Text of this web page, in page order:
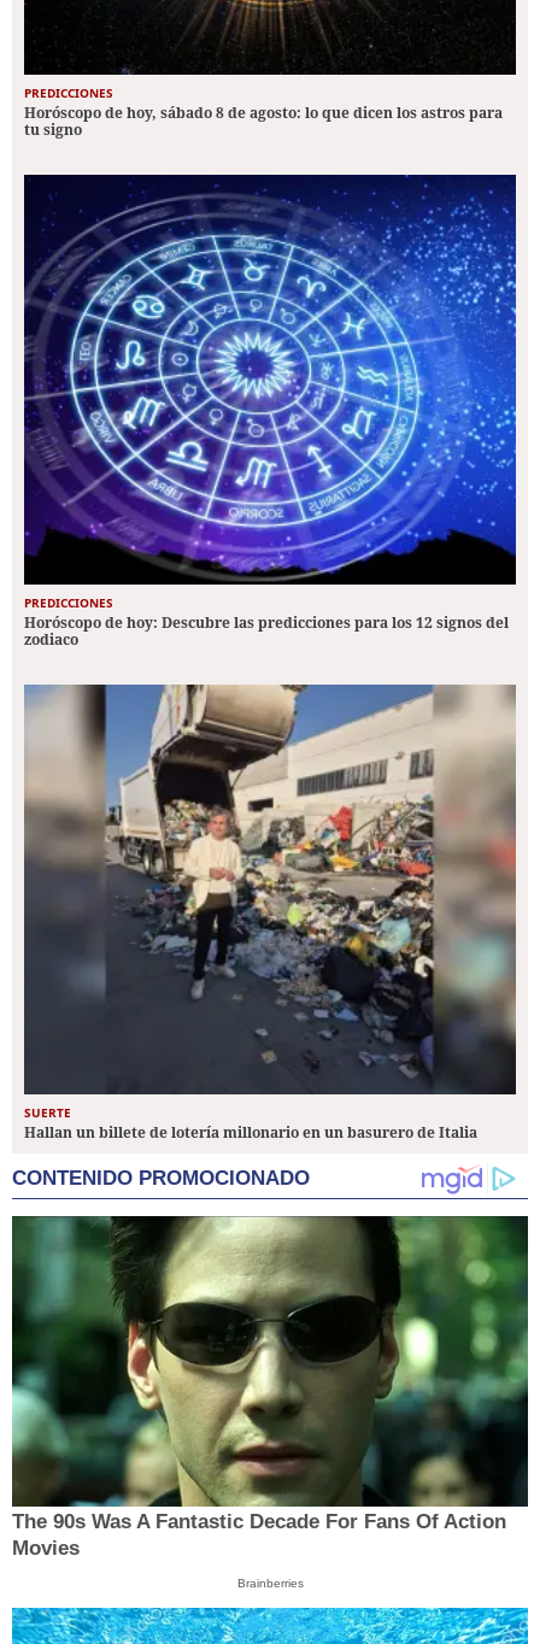
PREDICCIONES
Horóscopo de hoy, sábado 8 de agosto: lo que dicen los astros para
tu signo
PREDICCIONES
Horóscopo de hoy: Descubre las predicciones para los 12 signos del
zodiaco
SUERTE
Hallan un billete de lotería millonario en un basurero de Italia
CONTENIDO PROMOCIONADO
The 90s Was A Fantastic Decade For Fans Of Action
Movies
Brainberries